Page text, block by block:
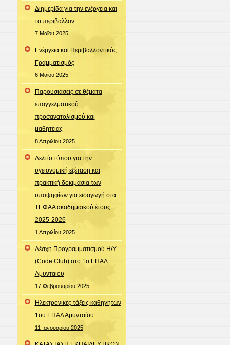
Διημερίδα για την ενέργεια και
το περιβάλλον
7 Μαΐου 2025
Ενέργεια και Περιβαλλοντικός
Γραμματισμός
6 Μαΐου 2025
Παρουσιάσεις σε θέματα
επαγγελματικού
προσανατολισμού και
μαθητείας
8 Απριλίου 2025
Δελτίο τύπου για την
υγειονομική εξέταση και
πρακτική δοκιμασία των
υποψηφίων για εισαγωγή στα
ΤΕΦΑΑ ακαδημαϊκού έτους
2025-2026
1 Απριλίου 2025
Λέσχη Προγραμματισμού Η/Υ
(Code Club) στο 1ο ΕΠΑΛ
Αμυνταίου
17 Φεβρουαρίου 2025
Ηλεκτρονικές τάξεις καθηγητών
1ου ΕΠΑΛ Αμυνταίου
11 Ιανουαρίου 2025